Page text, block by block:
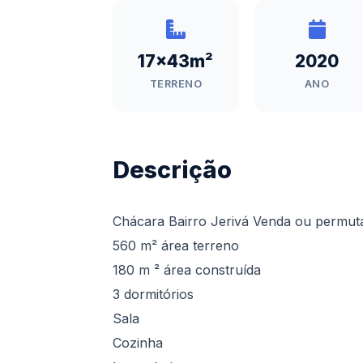
17x43m²
TERRENO
2020
ANO
Descrição
Chácara Bairro Jerivá Venda ou
560 m² área terreno
180 m ² área construída
3 dormitórios
Sala
Cozinha